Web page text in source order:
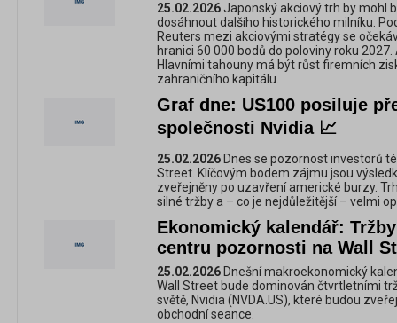
25.02.2026Japonský akciový trh by mohl
dosáhnout dalšího historického milníku.
Reuters mezi akciovými stratégy se
hranici 60 000 bodů do poloviny roku
Hlavními tahouny má být růst firemních
zahraničního kapitálu.
Graf dne: US100 posiluje
společnosti Nvidia 📈
25.02.2026 Dnes se pozornost investorů
Street. Klíčovým bodem zájmu jsou
zveřejněny po uzavření americké burzy.
silné tržby a – co je nejdůležitější – velmi
Ekonomický kalendář:
centru pozornosti na Wall
25.02.2026 Dnešní makroekonomický
Wall Street bude dominován čtvrtletními
světě, Nvidia (NVDA.US), které budou
obchodní seance.